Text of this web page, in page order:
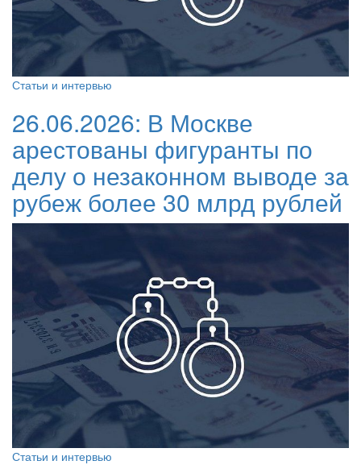
Статьи и интервью
26.06.2026: В Москве
арестованы фигуранты по
делу о незаконном выводе за
рубеж более 30 млрд рублей
Статьи и интервью